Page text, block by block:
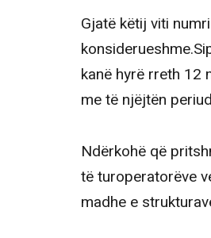
Gjatë këtij viti
kanë hyrë rreth 12
me të njëjtën
Ndërkohë që
të turoperatorëve
madhe e